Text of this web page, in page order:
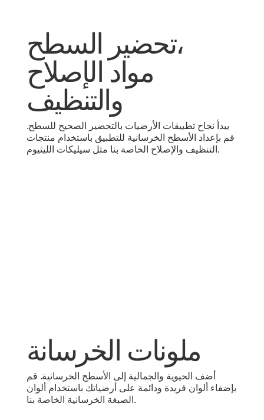
تحضير السطح،
مواد الإصلاح
والتنظيف
يبدأ نجاح تطبيقات الأرضيات بالتحضير الصحيح للسطح.
قم بإعداد الأسطح الخرسانية للتطبيق باستخدام منتجات
التنظيف والإصلاح الخاصة بنا مثل سيليكات الليثيوم.
ملونات الخرسانة
أضف الحيوية والجمالية إلى الأسطح الخرسانية. قم
بإضفاء ألوان فريدة ودائمة على أرضياتك باستخدام ألوان
الصبغة الخرسانية الخاصة بنا.